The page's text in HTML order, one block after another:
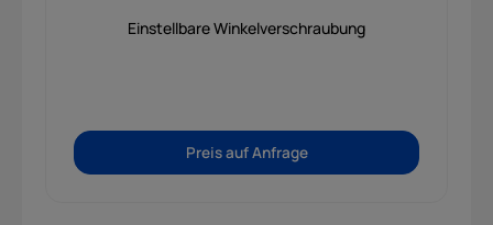
Einstellbare Winkelverschraubung
Preis auf Anfrage